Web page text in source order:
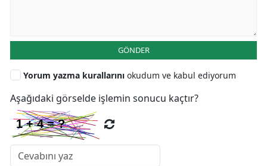
GÖNDER
Yorum yazma kurallarını okudum ve kabul ediyorum
Aşağıdaki görselde işlemin sonucu kaçtır?